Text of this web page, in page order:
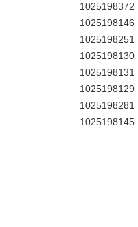
1025198372
1025198146
1025198251
1025198130
1025198131
1025198129
1025198281
1025198145